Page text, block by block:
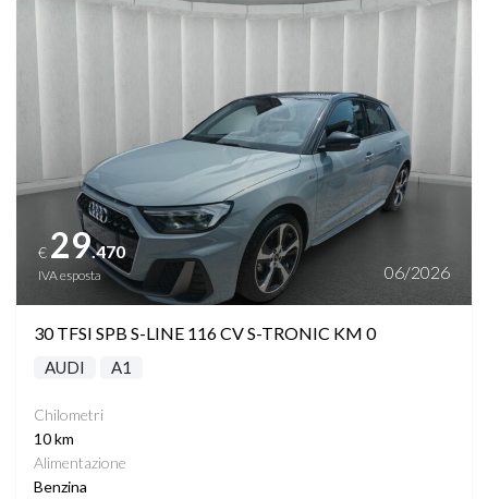
RILEVAMENTO ATTENZIONE DEL CONDUCENTE
SEDILI REGOLABILI IN ALTEZZA
SEDILI SDOPPIABILI
SENSORI LUCI
SPECCHIETTI ELETTRICI RICHIUDIBILI
STEREO CON MONITOR TOUCHSCREEN
Vedi dettagli
€ 29.470
IVA esposta 06/2026
30 TFSI SPB S-LINE 116 CV S-TRONIC KM 0
AUDI A1
Chilometri
10 km
Alimentazione
Benzina